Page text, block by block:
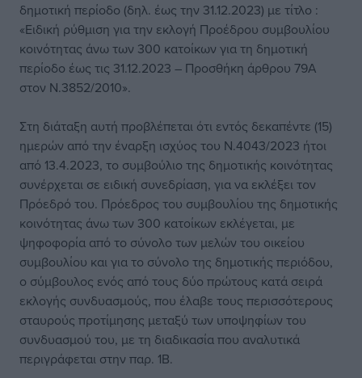
δημοτική περίοδο (δηλ. έως την 31.12.2023) με τίτλο :
«Ειδική ρύθμιση για την εκλογή Προέδρου συμβουλίου
κοινότητας άνω των 300 κατοίκων για τη δημοτική
περίοδο έως τις 31.12.2023 – Προσθήκη άρθρου 79Α
στον Ν.3852/2010».
Στη διάταξη αυτή προβλέπεται ότι εντός δεκαπέντε (15)
ημερών από την έναρξη ισχύος του Ν.4043/2023 ήτοι
από 13.4.2023, το συμβούλιο της δημοτικής κοινότητας
συνέρχεται σε ειδική συνεδρίαση, για να εκλέξει τον
Πρόεδρό του. Πρόεδρος του συμβουλίου της δημοτικής
κοινότητας άνω των 300 κατοίκων εκλέγεται, µε
ψηφοφορία από το σύνολο των µελών του οικείου
συμβουλίου και για το σύνολο της δημοτικής περιόδου,
ο σύμβουλος ενός από τους δύο πρώτους κατά σειρά
εκλογής συνδυασμούς, που έλαβε τους περισσότερους
σταυρούς προτίμησης μεταξύ των υποψηφίων του
συνδυασμού του, µε τη διαδικασία που αναλυτικά
περιγράφεται στην παρ. 1Β.